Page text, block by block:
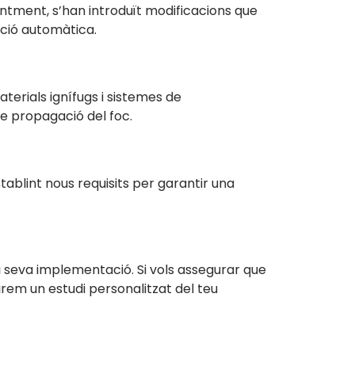
s’han introduït modificacions que
automàtica.
ignífugs i sistemes de
propagació del foc.
nous requisits per garantir una
implementació. Si vols assegurar que
un estudi personalitzat del teu